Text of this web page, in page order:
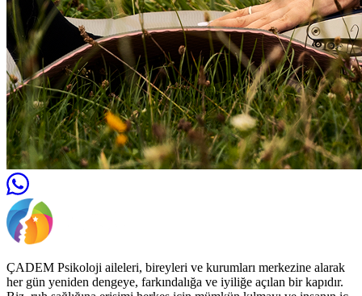
ÇADEM Psikoloji aileleri, bireyleri ve kurumları merkezine alarak
her gün yeniden dengeye, farkındalığa ve iyiliğe açılan bir kapıdır.